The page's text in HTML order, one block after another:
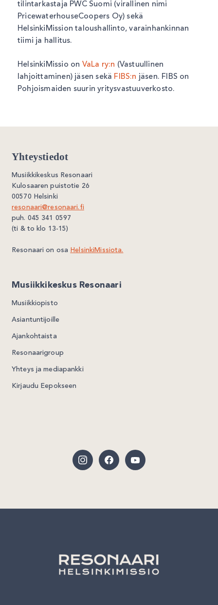
tilintarkastaja PWC Suomi (virallinen nimi
PricewaterhouseCoopers Oy) sekä
HelsinkiMission taloushallinto, varainhankinnan
tiimi ja hallitus.
HelsinkiMissio on VaLa ry:n (Vastuullinen
lahjoittaminen) jäsen sekä FIBS:n jäsen. FIBS on
Pohjoismaiden suurin yritysvastuuverkosto.
Yhteystiedot
Musiikkikeskus Resonaari
Kulosaaren puistotie 26
00570 Helsinki
resonaari@resonaari.fi
puh. 045 341 0597
(ti & to klo 13-15)
Resonaari on osa HelsinkiMissiota.
Musiikkikeskus Resonaari
Musiikkiopisto
Asiantuntijoille
Ajankohtaista
Resonaarigroup
Yhteys ja mediapankki
Kirjaudu Eepokseen